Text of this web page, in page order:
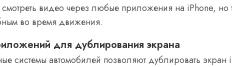
смотреть видео через любые приложения на iPhone, но
во время движения.
для дублирования экрана
системы автомобилей позволяют дублировать